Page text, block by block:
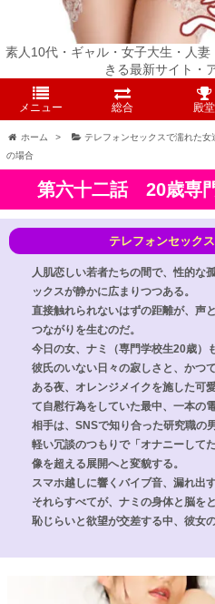
素人10代・ギャル・女子大生・人
きる最新サイト・
メニュー 総合 殿堂
ホーム > テレフォンセックスで濡れた女
の場合
第六十二話 20歳専
人肌恋しい若者たちの間で、性的な
ックスが静かに広まりつつある。
直接触れられないはずの距離が、声
つながりを生むのだ。
今日の女、ナミ（専門学校生20歳）
彼氏のいない日々の寂しさと、かつ
ある夜、オレンジメイクを施した可
て自慰行為をしていた最中、一本の
相手は、SNSで知り合った研究職の
軽い冗談のつもりで「オナニーして
像を超える展開へと変貌する。
スマホ越しに響くバイブ音、漏れ出
それらすべてが、ナミの身体と脳を
恥じらいと欲望が交差する中、彼女